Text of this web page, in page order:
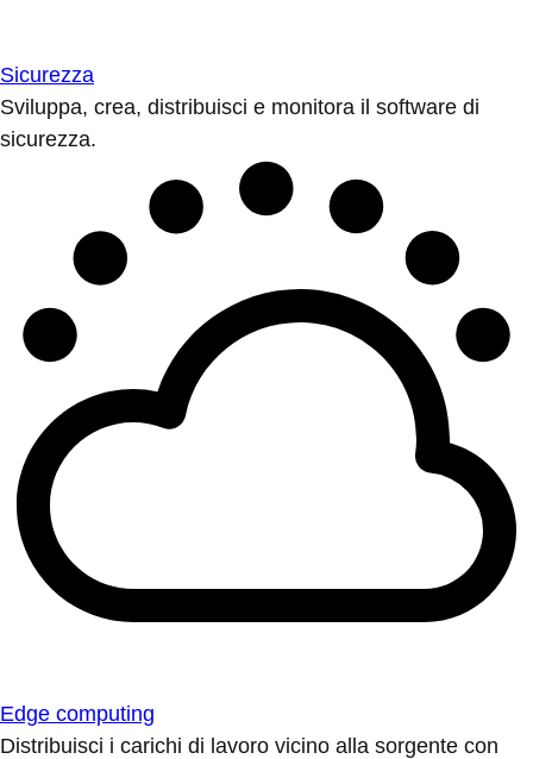
Sicurezza
Sviluppa, crea, distribuisci e monitora il software di
sicurezza.
Edge computing
Distribuisci i carichi di lavoro vicino alla sorgente con